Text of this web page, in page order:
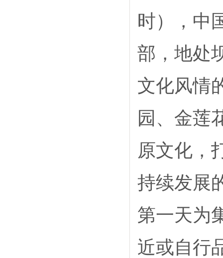
时），中
部，地处
文化风情
园、金莲
原文化，
持续发展
第一天为
近或自行